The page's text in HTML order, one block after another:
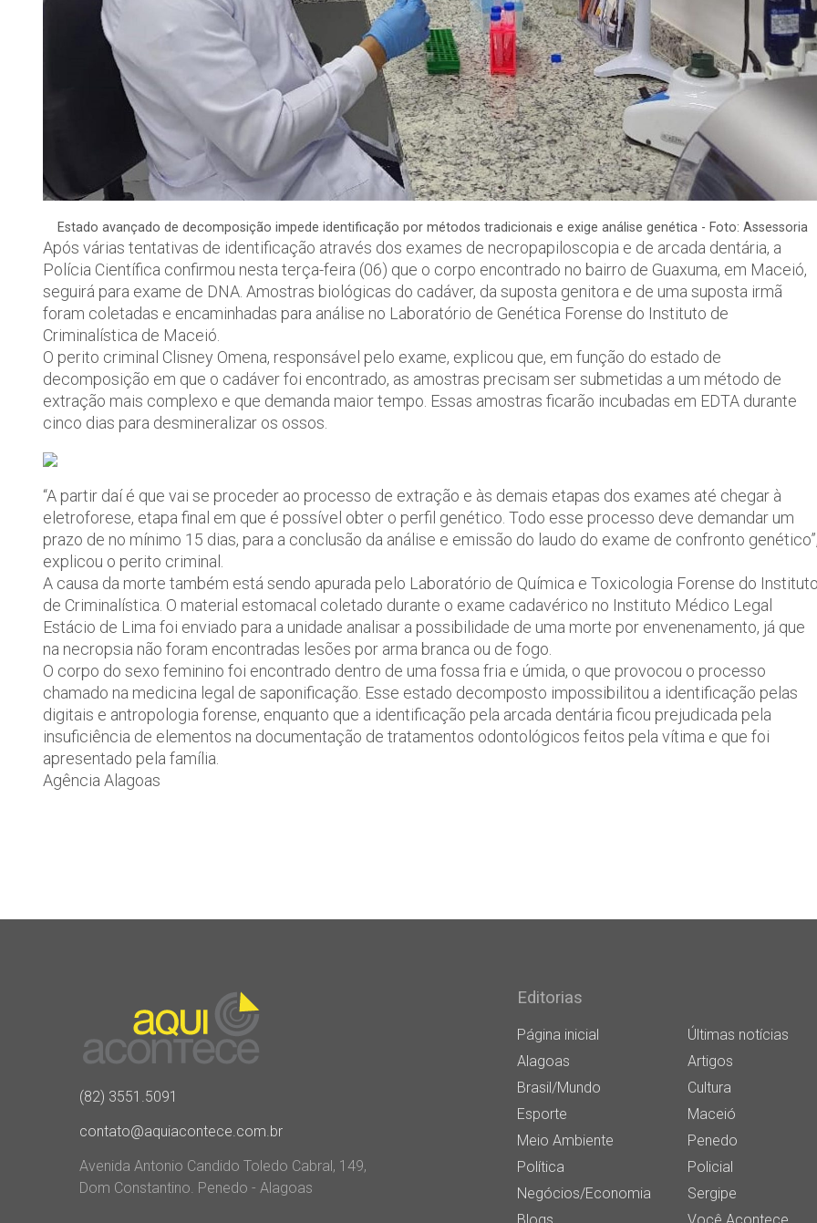
Estado avançado de decomposição impede identificação por métodos tradicionais e exige análise genética - Foto: Assessoria
Após várias tentativas de identificação através dos exames de necropapiloscopia e de arcada dentária, a
Polícia Científica confirmou nesta terça-feira (06) que o corpo encontrado no bairro de Guaxuma, em Maceió,
seguirá para exame de DNA. Amostras biológicas do cadáver, da suposta genitora e de uma suposta irmã
foram coletadas e encaminhadas para análise no Laboratório de Genética Forense do Instituto de
Criminalística de Maceió.
O perito criminal Clisney Omena, responsável pelo exame, explicou que, em função do estado de
decomposição em que o cadáver foi encontrado, as amostras precisam ser submetidas a um método de
extração mais complexo e que demanda maior tempo. Essas amostras ficarão incubadas em EDTA durante
cinco dias para desmineralizar os ossos.
“A partir daí é que vai se proceder ao processo de extração e às demais etapas dos exames até chegar à
eletroforese, etapa final em que é possível obter o perfil genético. Todo esse processo deve demandar um
prazo de no mínimo 15 dias, para a conclusão da análise e emissão do laudo do exame de confronto
explicou o perito criminal.
A causa da morte também está sendo apurada pelo Laboratório de Química e Toxicologia Forense do
de Criminalística. O material estomacal coletado durante o exame cadavérico no Instituto Médico Legal
Estácio de Lima foi enviado para a unidade analisar a possibilidade de uma morte por envenenamento, já que
na necropsia não foram encontradas lesões por arma branca ou de fogo.
O corpo do sexo feminino foi encontrado dentro de uma fossa fria e úmida, o que provocou o processo
chamado na medicina legal de saponificação. Esse estado decomposto impossibilitou a identificação pelas
digitais e antropologia forense, enquanto que a identificação pela arcada dentária ficou prejudicada pela
insuficiência de elementos na documentação de tratamentos odontológicos feitos pela vítima e que foi
apresentado pela família.
Agência Alagoas
(82) 3551.5091
contato@aquiacontece.com.br
Avenida Antonio Candido Toledo Cabral, 149,
Dom Constantino. Penedo - Alagoas
Editorias
Página inicial
Últimas notícias
Alagoas
Artigos
Brasil/Mundo
Cultura
Esporte
Maceió
Meio Ambiente
Penedo
Política
Policial
Negócios/Economia
Sergipe
Blogs
Você Acontece